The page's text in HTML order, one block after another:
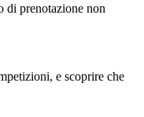
di prenotazione non
e scoprire che